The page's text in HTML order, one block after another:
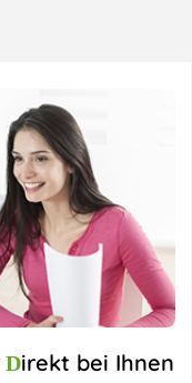
Direkt bei Ihnen